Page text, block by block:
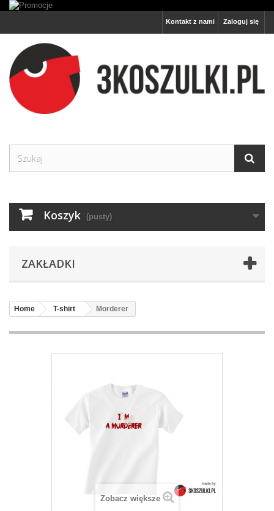
Zaloguj się
Kontakt z nami
Koszyk (pusty)
ZAKŁADKI
Home T-shirt Morderer
Zobacz większe